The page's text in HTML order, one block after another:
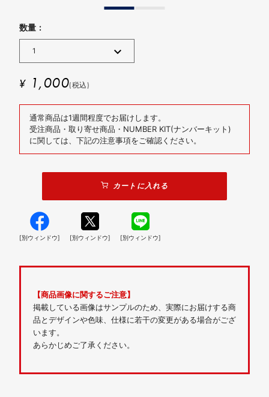
数量 :
¥ 1,000(税込)
通常商品は1週間程度でお届けします。
受注商品・取り寄せ商品・NUMBER KIT(ナンバーキット)
に関しては、下記の注意事項をご確認ください。
カートに入れる
[別ウィンドウ] [別ウィンドウ] [別ウィンドウ]
【商品画像に関するご注意】
掲載している画像はサンプルのため、実際にお届けする商
品とデザインや色味、仕様に若干の変更がある場合がござ
います。
あらかじめご了承ください。